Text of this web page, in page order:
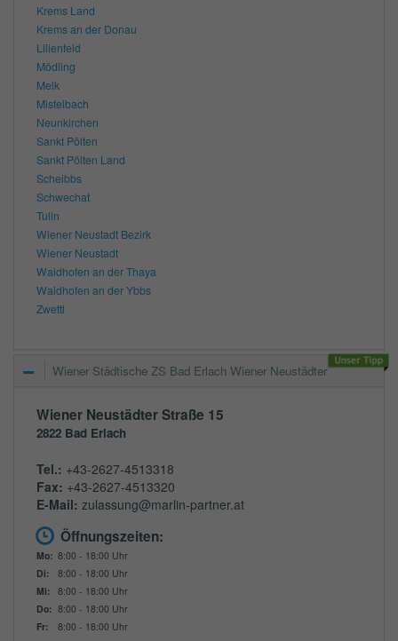
Krems Land
Krems an der Donau
Lilienfeld
Mödling
Melk
Mistelbach
Neunkirchen
Sankt Pölten
Sankt Pölten Land
Scheibbs
Schwechat
Tulln
Wiener Neustadt Bezirk
Wiener Neustadt
Waidhofen an der Thaya
Waidhofen an der Ybbs
Zwettl
Wiener Städtische ZS Bad Erlach Wiener Neustädter
Wiener Neustädter Straße 15
2822 Bad Erlach
Tel.: +43-2627-4513318
Fax: +43-2627-4513320
E-Mail: zulassung@marlin-partner.at
Öffnungszeiten:
Mo: 8:00 - 18:00 Uhr
Di:
8:00 - 18:00 Uhr
Mi: 8:00 - 18:00 Uhr
Do: 8:00 - 18:00 Uhr
Fr:
8:00 - 18:00 Uhr